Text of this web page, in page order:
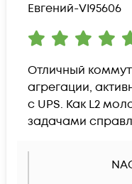
Евгений-VI95606
Отличный
агрегации,
с UPS. Как L2
задачами